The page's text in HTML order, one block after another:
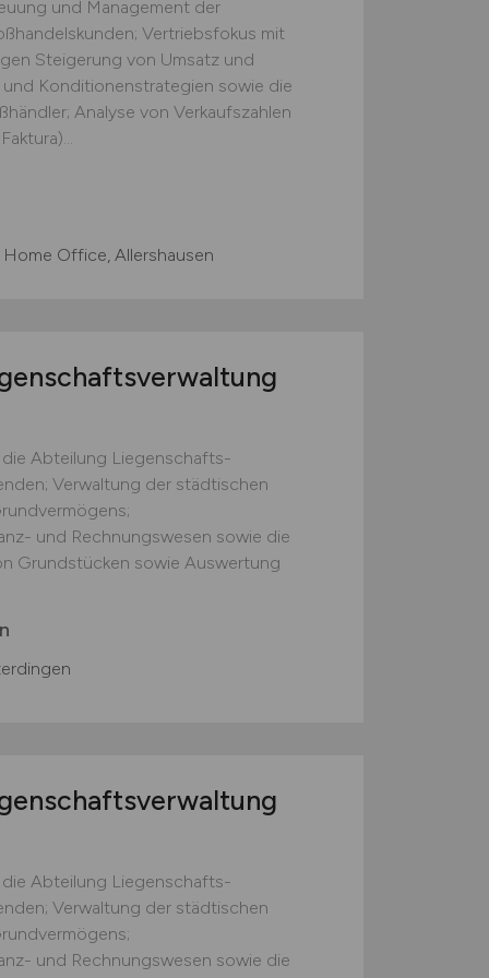
und Management der
Vertriebsfokus mit
Steigerung von Umsatz und
Konditionenstrategien sowie die
Analyse von Verkaufszahlen
Office, Allershausen
Abteilung Liegenschafts­
Verwaltung der städtischen
und Rechnungs­wesen sowie die
Grundstücken sowie Auswertung
Abteilung Liegenschafts­
Verwaltung der städtischen
und Rechnungs­wesen sowie die